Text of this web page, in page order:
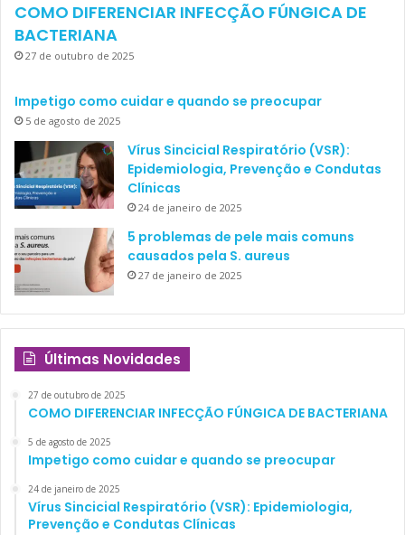
COMO DIFERENCIAR INFECÇÃO FÚNGICA DE
BACTERIANA
27 de outubro de 2025
Impetigo como cuidar e quando se preocupar
5 de agosto de 2025
Vírus Sincicial Respiratório (VSR):
Epidemiologia, Prevenção e Condutas
Clínicas
24 de janeiro de 2025
5 problemas de pele mais comuns
causados pela S. aureus
27 de janeiro de 2025
Últimas Novidades
27 de outubro de 2025
COMO DIFERENCIAR INFECÇÃO FÚNGICA DE BACTERIANA
5 de agosto de 2025
Impetigo como cuidar e quando se preocupar
24 de janeiro de 2025
Vírus Sincicial Respiratório (VSR): Epidemiologia,
Prevenção e Condutas Clínicas